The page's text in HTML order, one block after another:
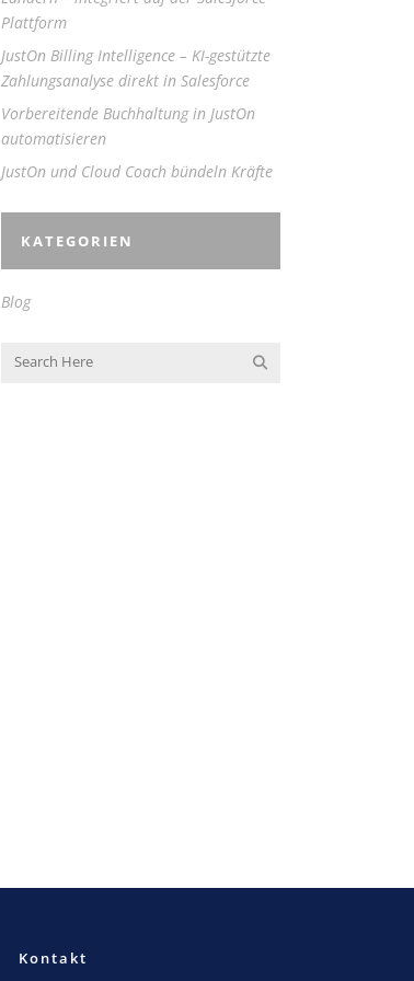
Plattform
JustOn Billing Intelligence – KI-gestützte
Zahlungsanalyse direkt in Salesforce
Vorbereitende Buchhaltung in JustOn
automatisieren
JustOn und Cloud Coach bündeln Kräfte
KATEGORIEN
Blog
Kontakt